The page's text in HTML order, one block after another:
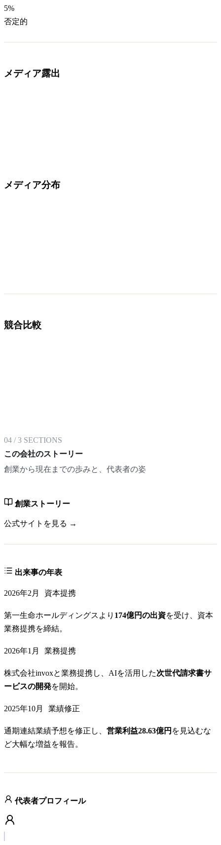
5%
否定的
メディア露出
メディア分布
競合比較
04 /3 SECTIONS
この会社のストーリー
創業から現在までの歩みと、代表者の姿
創業ストーリー
公式サイトを見る →
出来事の年表
2026年2月 資本提携
第一生命ホールディングスより 174億円の出資を受け、資本
業務提携を締結。
2026年1月 業務提携
株式会社invoxと業務提携し、AIを活用した次世代請求書サ
ービスの開発を開始。
2025年10月 業績修正
通期連結業績予想を修正し、 営業利益28.63億円 を見込むな
ど大幅な増益を報告。
代表者プロフィール